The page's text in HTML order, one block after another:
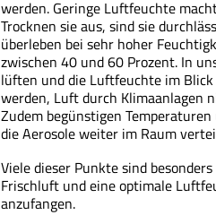
werden. Geringe Luftfeuchte
Trocknen sie aus, sind sie
überleben bei sehr hoher
zwischen 40 und 60 Prozent. In
lüften und die Luftfeuchte im
werden, Luft durch Klimaanlagen
Zudem begünstigen
die Aerosole weiter im Raum
Viele dieser Punkte sind
Frischluft und eine optimale
anzufangen.